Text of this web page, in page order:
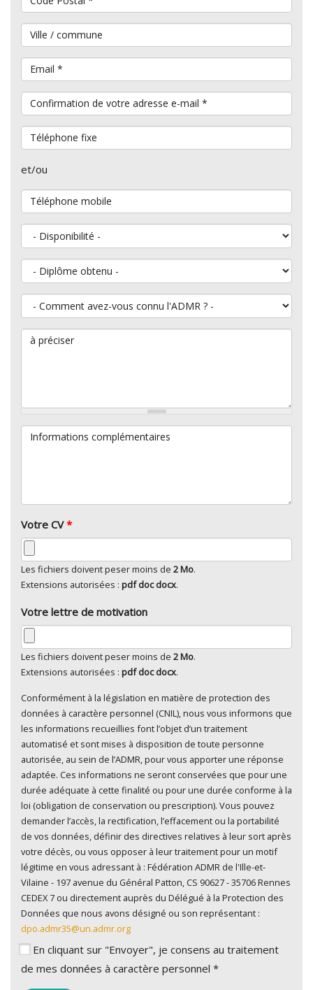
Ville / commune
Email*
Confirmation de votre adresse e-mail*
Téléphone fixe
et/ou
Téléphone mobile
Disponibilité
Diplôme obtenu
Comment avez-vous connu l'ADMR ?
à préciser
Informations complémentaires
Votre CV*
Les fichiers doivent peser moins de 2 Mo.
Extensions autorisées : pdf doc docx.
Votre lettre de motivation
Les fichiers doivent peser moins de 2 Mo.
Extensions autorisées : pdf doc docx.
En cliquant sur "Envoyer", je consens au traitement de
mes données à caractère personnel*
Conformément à la législation en matière de protection des
données à caractère personnel (CNIL), nous vous informons que
les informations recueillies font l’objet d’un traitement
automatisé et sont mises à disposition de toute personne
autorisée, au sein de l’ADMR, pour vous apporter une réponse
adaptée. Ces informations ne seront conservées que pour une
durée adéquate à cette finalité ou pour une durée conforme à la
loi (obligation de conservation ou prescription). Vous pouvez
demander l’accès, la rectification, l’effacement ou la portabilité
de vos données, définir des directives relatives à leur sort après
votre décès, ou vous opposer à leur traitement pour un motif
légitime en vous adressant à : Fédération ADMR de l'Ille-et-
Vilaine - 197 avenue du Général Patton, CS 90627 - 35706 Rennes
CEDEX 7 ou directement auprès du Délégué à la Protection des
Données que nous avons désigné ou son représentant :
dpo.admr35@un.admr.org
En cliquant sur "Envoyer", je consens au traitement
de mes données à caractère personnel *